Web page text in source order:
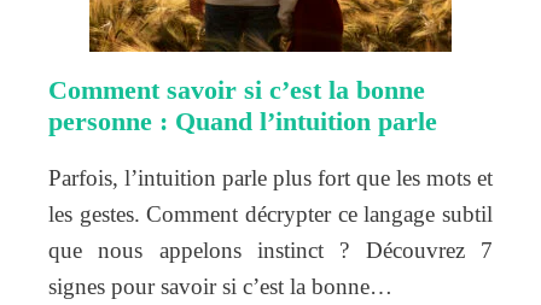
Comment savoir si c’est la bonne
personne : Quand l’intuition parle
Parfois, l’intuition parle plus fort que les mots et
les gestes. Comment décrypter ce langage subtil
que nous appelons instinct ? Découvrez 7
signes pour savoir si c’est la bonne…